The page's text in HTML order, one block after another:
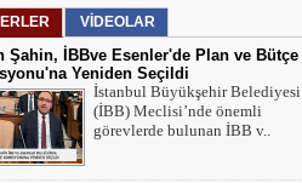
Aklın Sustuğu Yerde, “Ş İ D D E T”
Konuşur!
MUSTAFA KARACA
HAYVAN HAKLARI
VİDEOLAR
Şahin, İBBve Esenler'de Plan ve Bütçe
Yeniden Seçildi
İstanbul Büyükşehir Belediyesi
(İBB) Meclisi’nde önemli
görevlerde bulunan İBB v..